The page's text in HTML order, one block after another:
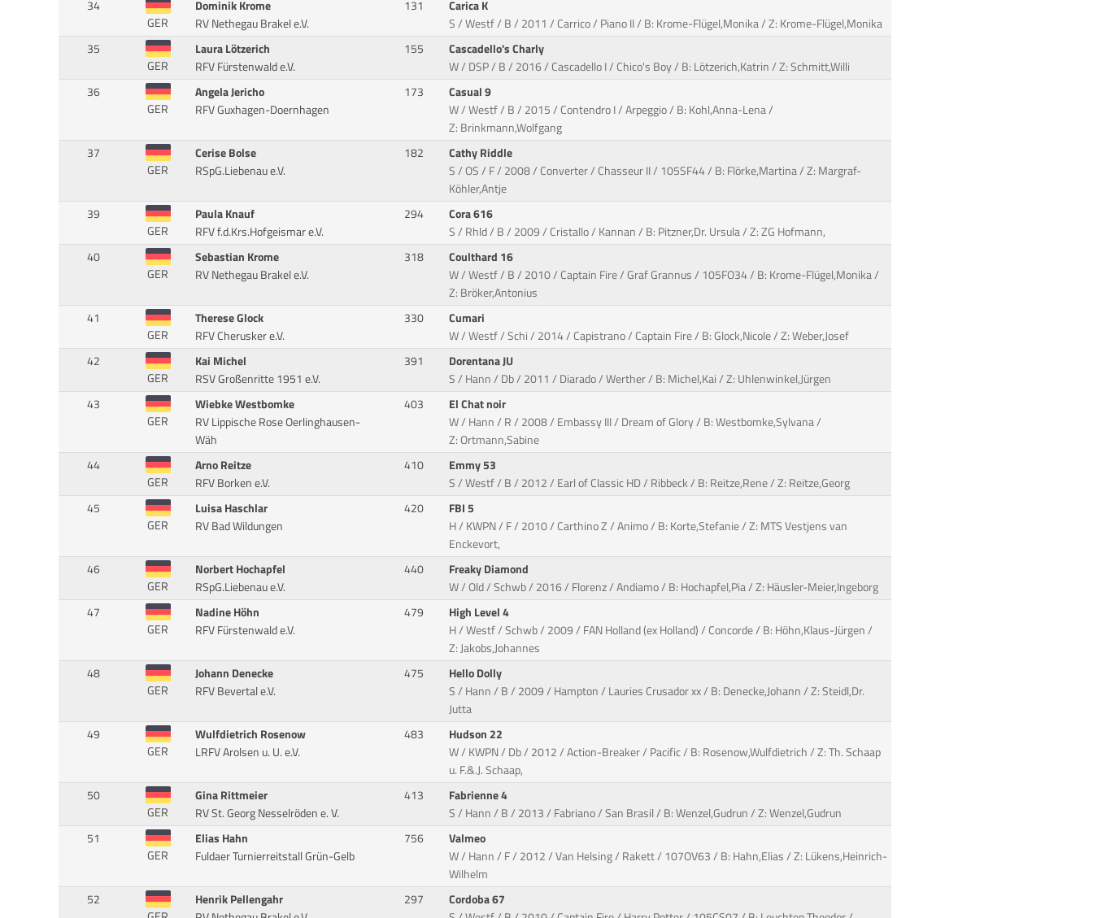
34
GER
Dominik Krome
RV Nethegau Brakel e.V.
131
Carica K
S / Westf / B / 2011 / Carrico / Piano II / B: Krome-Flügel,Monika / Z: Krome-Flügel,Monika
35
GER
Laura Lötzerich
RFV Fürstenwald e.V.
155
Cascadello's Charly
W / DSP / B / 2016 / Cascadello I / Chico's Boy / B: Lötzerich,Katrin / Z: Schmitt,Willi
36
GER
Angela Jericho
RFV Guxhagen-Doernhagen
173
Casual 9
W / Westf / B / 2015 / Contendro I / Arpeggio / B: Kohl,Anna-Lena /
Z: Brinkmann,Wolfgang
37
GER
Cerise Bolse
RSpG.Liebenau e.V.
182
Cathy Riddle
S / OS / F / 2008 / Converter / Chasseur II / 105SF44 / B: Flörke,Martina / Z: Margraf-
Köhler,Antje
39
GER
Paula Knauf
RFV f.d.Krs.Hofgeismar e.V.
294
Cora 616
S / Rhld / B / 2009 / Cristallo / Kannan / B: Pitzner,Dr. Ursula / Z: ZG Hofmann,
40
GER
Sebastian Krome
RV Nethegau Brakel e.V.
318
Coulthard 16
W / Westf / B / 2010 / Captain Fire / Graf Grannus / 105FO34 / B: Krome-Flügel,Monika /
Z: Bröker,Antonius
41
GER
Therese Glock
RFV Cherusker e.V.
330
Cumari
W / Westf / Schi / 2014 / Capistrano / Captain Fire / B: Glock,Nicole / Z: Weber,Josef
42
GER
Kai Michel
RSV Großenritte 1951 e.V.
391
Dorentana JU
S / Hann / Db / 2011 / Diarado / Werther / B: Michel,Kai / Z: Uhlenwinkel,Jürgen
43
GER
Wiebke Westbomke
RV Lippische Rose Oerlinghausen-
Wäh
403
El Chat noir
W / Hann / R / 2008 / Embassy III / Dream of Glory / B: Westbomke,Sylvana /
Z: Ortmann,Sabine
44
GER
Arno Reitze
RFV Borken e.V.
410
Emmy 53
S / Westf / B / 2012 / Earl of Classic HD / Ribbeck / B: Reitze,Rene / Z: Reitze,Georg
45
GER
Luisa Haschlar
RV Bad Wildungen
420
FBI 5
H / KWPN / F / 2010 / Carthino Z / Animo / B: Korte,Stefanie / Z: MTS Vestjens van
Enckevort,
46
GER
Norbert Hochapfel
RSpG.Liebenau e.V.
440
Freaky Diamond
W / Old / Schwb / 2016 / Florenz / Andiamo / B: Hochapfel,Pia / Z: Häusler-Meier,Ingeborg
47
GER
Nadine Höhn
RFV Fürstenwald e.V.
479
High Level 4
H / Westf / Schwb / 2009 / FAN Holland (ex Holland) / Concorde / B: Höhn,Klaus-Jürgen /
Z: Jakobs,Johannes
48
GER
Johann Denecke
RFV Bevertal e.V.
475
Hello Dolly
S / Hann / B / 2009 / Hampton / Lauries Crusador xx / B: Denecke,Johann / Z: Steidl,Dr.
Jutta
49
GER
Wulfdietrich Rosenow
LRFV Arolsen u. U. e.V.
483
Hudson 22
W / KWPN / Db / 2012 / Action-Breaker / Pacific / B: Rosenow,Wulfdietrich / Z: Th. Schaap
u. F.&.J. Schaap,
50
GER
Gina Rittmeier
RV St. Georg Nesselröden e. V.
413
Fabrienne 4
S / Hann / B / 2013 / Fabriano / San Brasil / B: Wenzel,Gudrun / Z: Wenzel,Gudrun
51
GER
Elias Hahn
Fuldaer Turnierreitstall Grün-Gelb
756
Valmeo
W / Hann / F / 2012 / Van Helsing / Rakett / 107OV63 / B: Hahn,Elias / Z: Lükens,Heinrich-
Wilhelm
52
Henrik Pellengahr
297
Cordoba 67